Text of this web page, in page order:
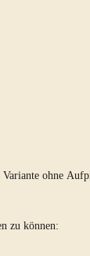
Variante ohne
zu können: